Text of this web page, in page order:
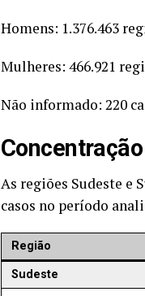
Homens: 1.376.463
Mulheres: 466.921
Não informado: 220
As regiões Sudeste e
casos no período
Região
Sudeste